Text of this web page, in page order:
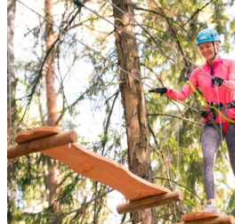
med
bilder